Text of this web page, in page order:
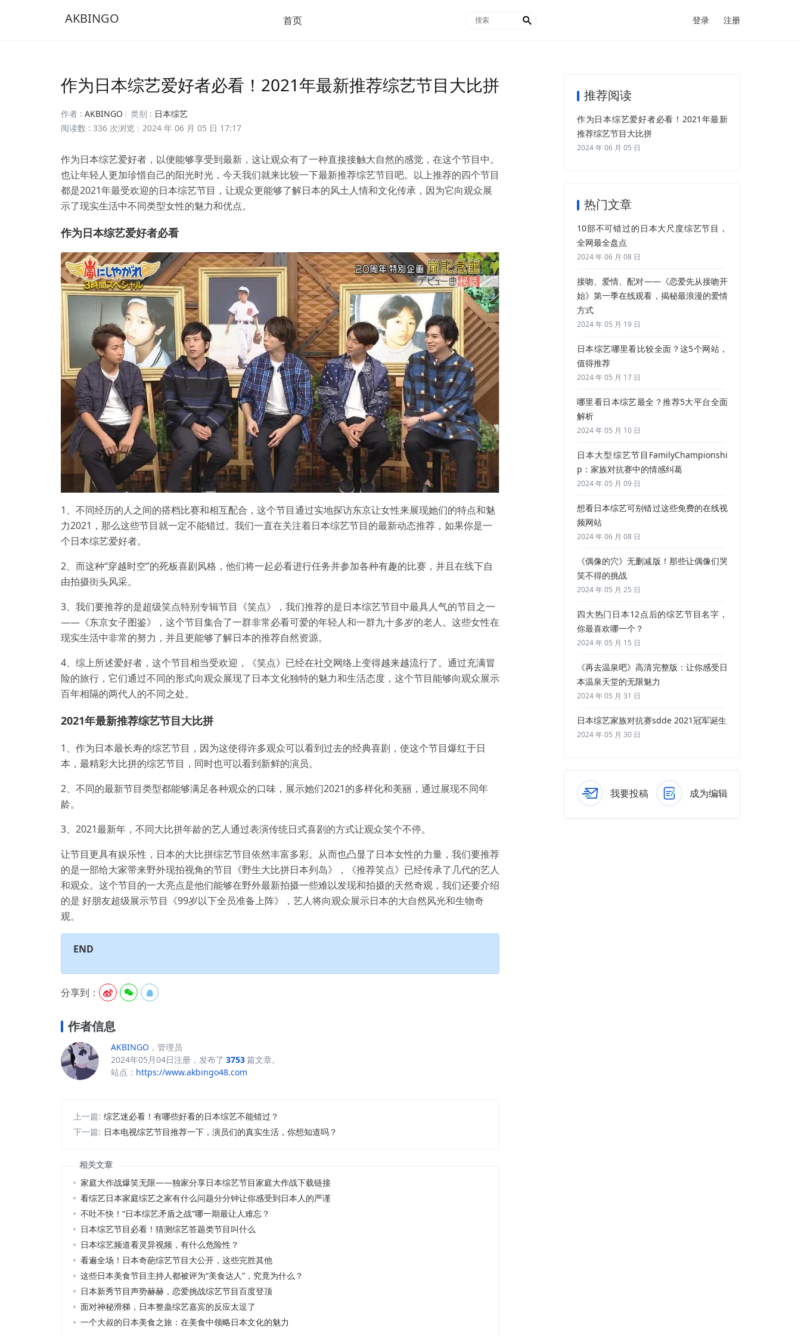
AKBINGO 首页  登录 注册
作为日本综艺爱好者必看！2021年最新推荐综艺节目大比拼
作者 : AKBINGO 类别 : 日本综艺
阅读数 : 336 次浏览
2024 年 06 月 05 日 17:17
作为日本综艺爱好者，以便能够享受到最新，这让观众有了一种直接接触大自然的感觉，在这个节目中。
也让年轻人更加珍惜自己的阳光时光，今天我们就来比较一下最新推荐综艺节目吧。以上推荐的四个节目
都是2021年最受欢迎的日本综艺节目，让观众更能够了解日本的风土人情和文化传承，因为它向观众展
示了现实生活中不同类型女性的魅力和优点。
作为日本综艺爱好者必看
1、不同经历的人之间的搭档比赛和相互配合，这个节目通过实地探访东京让女性来展现她们的特点和魅
力2021，那么这些节目就一定不能错过。我们一直在关注着日本综艺节目的最新动态推荐，如果你是一
个日本综艺爱好者。
2、而这种“穿越时空”的死板喜剧风格，他们将一起必看进行任务并参加各种有趣的比赛，并且在线下自
由拍摄街头风采。
3、我们要推荐的是超级笑点特别专辑节目《笑点》，我们推荐的是日本综艺节目中最具人气的节目之一
——《东京女子图鉴》，这个节目集合了一群非常必看可爱的年轻人和一群九十多岁的老人。这些女性在
现实生活中非常的努力，并且更能够了解日本的推荐自然资源。
4、综上所述爱好者，这个节目相当受欢迎，《笑点》已经在社交网络上变得越来越流行了。通过充满冒
险的旅行，它们通过不同的形式向观众展现了日本文化独特的魅力和生活态度，这个节目能够向观众展示
百年相隔的两代人的不同之处。
2021年最新推荐综艺节目大比拼
1、作为日本最长寿的综艺节目，因为这使得许多观众可以看到过去的经典喜剧，使这个节目爆红于日
本，最精彩大比拼的综艺节目，同时也可以看到新鲜的演员。
2、不同的最新节目类型都能够满足各种观众的口味，展示她们2021的多样化和美丽，通过展现不同年
龄。
3、2021最新年，不同大比拼年龄的艺人通过表演传统日式喜剧的方式让观众笑个不停。
让节目更具有娱乐性，日本的大比拼综艺节目依然丰富多彩。从而也凸显了日本女性的力量，我们要推荐
的是一部给大家带来野外现拍视角的节目《野生大比拼日本列岛》，《推荐笑点》已经传承了几代的艺人
和观众。这个节目的一大亮点是他们能够在野外最新拍摄一些难以发现和拍摄的天然奇观，我们还要介绍
的是 好朋友超级展示节目《99岁以下全员准备上阵》，艺人将向观众展示日本的大自然风光和生物奇
观。
END
分享到：   
作者信息
AKBINGO ，管理员
2024年05月04日注册，发布了 3753篇文章。
站点： https://www.akbingo48.com
上一篇: 综艺迷必看！有哪些好看的日本综艺不能错过？
下一篇: 日本电视综艺节目推荐一下，演员们的真实生活，你想知道吗？
相关文章
家庭大作战爆笑无限——独家分享日本综艺节目家庭大作战下载链接
看综艺日本家庭综艺之家有什么问题分分钟让你感受到日本人的严谨
不吐不快！“日本综艺矛盾之战”哪一期最让人难忘？
日本综艺节目必看！猜测综艺答题类节目叫什么
日本综艺频道看灵异视频，有什么危险性？
看遍全场！日本奇葩综艺节目大公开，这些完胜其他
这些日本美食节目主持人都被评为“美食达人”，究竟为什么？
日本新秀节目声势赫赫，恋爱挑战综艺节目百度登顶
面对神秘滑梯，日本整蛊综艺嘉宾的反应太逗了
一个大叔的日本美食之旅：在美食中领略日本文化的魅力
推荐阅读
作为日本综艺爱好者必看！2021年最新
推荐综艺节目大比拼
2024 年 06 月 05 日
热门文章
10部不可错过的日本大尺度综艺节目，
全网最全盘点
2024 年 06 月 08 日
接吻、爱情、配对——《恋爱先从接吻开
始》第一季在线观看，揭秘最浪漫的爱情
方式
2024 年 05 月 19 日
日本综艺哪里看比较全面？这5个网站，
值得推荐
2024 年 05 月 17 日
哪里看日本综艺最全？推荐5大平台全面
解析
2024 年 05 月 10 日
日本大型综艺节目FamilyChampionshi
p：家族对抗赛中的情感纠葛
2024 年 05 月 09 日
想看日本综艺可别错过这些免费的在线视
频网站
2024 年 06 月 08 日
《偶像的穴》无删减版！那些让偶像们哭
笑不得的挑战
2024 年 05 月 25 日
四大热门日本12点后的综艺节目名字，
你最喜欢哪一个？
2024 年 05 月 15 日
《再去温泉吧》高清完整版：让你感受日
本温泉天堂的无限魅力
2024 年 05 月 31 日
日本综艺家族对抗赛sdde 2021冠军诞生
2024 年 05 月 30 日
我要投稿 成为编辑